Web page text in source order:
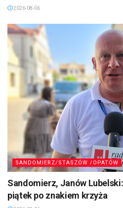
2026-08-06
SANDOMIERZ/STASZÓW /OPATÓW
Sandomierz, Janów
piątek po znakiem krzyża